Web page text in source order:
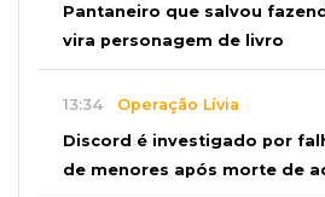
Pantaneiro que salvou
vira personagem de livro
13:34 Operação Lívia
Discord é investigado por
de menores após morte de